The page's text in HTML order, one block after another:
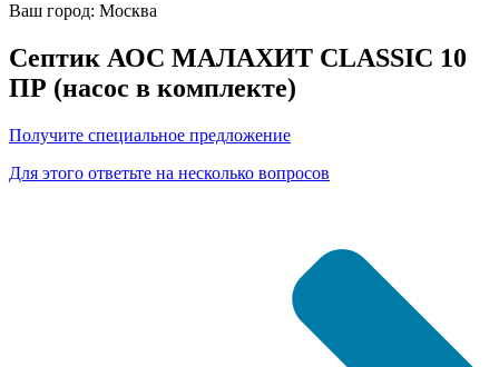
Ваш город: Москва
Септик АОС МАЛАХИТ CLASSIC 10
ПР (насос в комплекте)
Получите специальное предложение
Для этого ответьте на несколько вопросов